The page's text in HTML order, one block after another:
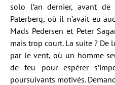
solo l’an dernier, avant
Paterberg, où il n’avait eu
Mads Pedersen et Peter
mais trop court. La suite ? De
par le vent, où un homme
de feu pour espérer
poursuivants motivés.